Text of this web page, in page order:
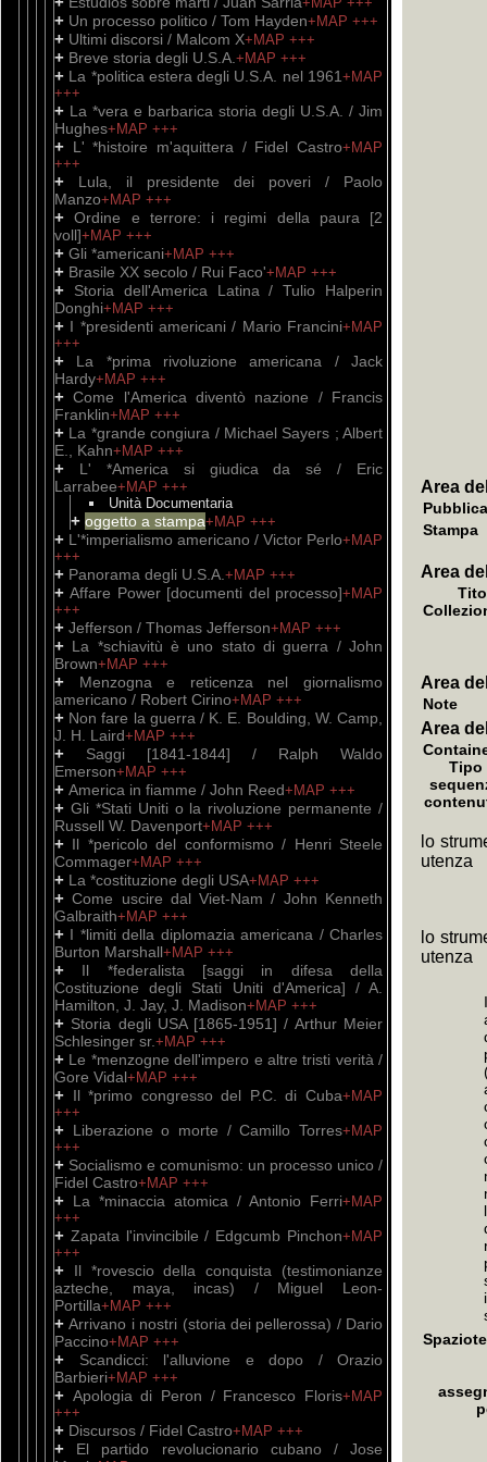
+ Un processo politico / Tom Hayden+MAP +++
+ Ultimi discorsi / Malcom X+MAP +++
+ Breve storia degli U.S.A. +MAP +++
+ La *politica estera degli U.S.A. nel 1961+MAP
+++
+ La *vera e barbarica storia degli U.S.A. / Jim
Hughes+MAP +++
+ L' *histoire m'aquittera / Fidel Castro+MAP
+++
+ Lula, il presidente dei poveri / Paolo
Manzo+MAP +++
+Ordine e terrore: i regimi della paura [2
voll]+MAP +++
+ Gli *americani+MAP +++
+ Brasile XX secolo / Rui Faco'+MAP +++
+
Storia dell'America Latina / Tulio Halperin
Donghi+MAP +++
+ I *presidenti americani / Mario Francini+MAP
+++
+ La *prima rivoluzione americana / Jack
Hardy+MAP +++
+Come l'America diventò nazione / Francis
Franklin+MAP +++
+ La *grande congiura / Michael Sayers ; Albert
E., Kahn+MAP +++
+
L' *America si giudica da sé / Eric
Larrabee+MAP +++
Unità Documentaria
+ oggetto a stampa+MAP +++
+ L'*imperialismo americano / Victor Perlo+MAP
+++
+ Panorama degli U.S.A. +MAP +++
+Affare Power [documenti del processo]+MAP
+++
+ Jefferson / Thomas Jefferson+MAP +++
+ La *schiavitù è uno stato di guerra / John
Brown+MAP +++
+
Menzogna e reticenza nel giornalismo
americano / Robert Cirino+MAP +++
+ Non fare la guerra / K. E. Boulding, W. Camp,
J. H. Laird+MAP +++
+ Saggi [1841-1844] / Ralph Waldo
Emerson+MAP +++
+ America in fiamme / John Reed+MAP +++
+ Gli *Stati Uniti o la rivoluzione permanente /
Russell W. Davenport+MAP +++
+ Il *pericolo del conformismo / Henri Steele
Commager+MAP +++
+ La *costituzione degli USA+MAP +++
+Come uscire dal Viet-Nam / John Kenneth
Galbraith+MAP +++
+ I *limiti della diplomazia americana / Charles
Burton Marshall+MAP +++
+ Il *federalista [saggi in difesa della
Costituzione degli Stati Uniti d'America] / A.
Hamilton, J. Jay, J. Madison+MAP +++
+ Storia degli USA [1865-1951] / Arthur Meier
Schlesinger sr. +MAP +++
+ Le *menzogne dell'impero e altre tristi verità /
Gore Vidal+MAP +++
+ Il *primo congresso del P.C. di Cuba+MAP
+++
+ Liberazione o morte / Camillo Torres+MAP
+++
+ Socialismo e comunismo: un processo unico /
Fidel Castro+MAP +++
+ La *minaccia atomica / Antonio Ferri+MAP
+++
+ Zapata l'invincibile / Edgcumb Pinchon+MAP
+++
+
Il *rovescio della conquista (testimonianze
azteche, maya, incas) / Miguel Leon-
Portilla+MAP +++
+Arrivano i nostri (storia dei pellerossa) / Dario
Paccino+MAP +++
+
Scandicci: l'alluvione e dopo / Orazio
Barbieri+MAP +++
+ Apologia di Peron / Francesco Floris+MAP
+++
+ Discursos / Fidel Castro+MAP +++
+ El partido revolucionario cubano / Jose
Area
Stampa
Area
Area
Note
Area
Tipo
lo
utenza
lo
utenza